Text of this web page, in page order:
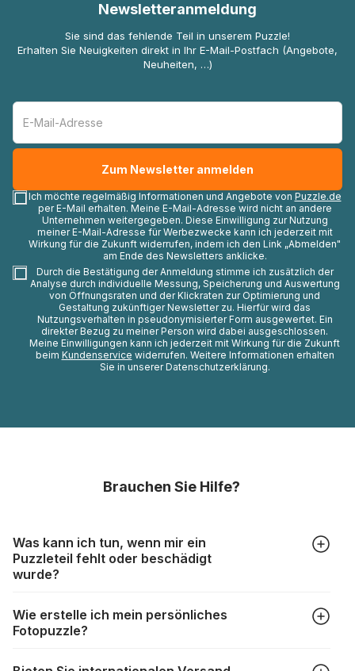
Newsletteranmeldung
Sie sind das fehlende Teil in unserem Puzzle!
Erhalten Sie Neuigkeiten direkt in Ihr E-Mail-Postfach (Angebote,
Neuheiten, …)
Ich möchte regelmäßig Informationen und Angebote von Puzzle.de
per E-Mail erhalten. Meine E-Mail-Adresse wird nicht an andere
Unternehmen weitergegeben. Diese Einwilligung zur Nutzung
meiner E-Mail-Adresse für Werbezwecke kann ich jederzeit mit
Wirkung für die Zukunft widerrufen, indem ich den Link „Abmelden"
am Ende des Newsletters anklicke.
Durch die Bestätigung der Anmeldung stimme ich zusätzlich der
Analyse durch individuelle Messung, Speicherung und Auswertung
von Öffnungsraten und der Klickraten zur Optimierung und
Gestaltung zukünftiger Newsletter zu. Hierfür wird das
Nutzungsverhalten in pseudonymisierter Form ausgewertet. Ein
direkter Bezug zu meiner Person wird dabei ausgeschlossen.
Meine Einwilligungen kann ich jederzeit mit Wirkung für die Zukunft
beim Kundenservice widerrufen. Weitere Informationen erhalten
Sie in unserer Datenschutzerklärung.
Brauchen Sie Hilfe?
Was kann ich tun, wenn mir ein
Puzzleteil fehlt oder beschädigt
wurde?
aber trotzdem kann es vorkommen, dass Teile beschädigt
werden oder verloren gehen. Mit solchen Fällen gehen
https://www.puzzle.de/puzzleteile-fehlen.html
Wie erstelle ich mein persönliches
Fotopuzzle?